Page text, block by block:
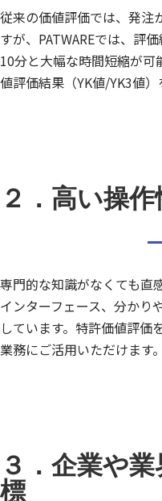
従来の価値評価では、発注
すが、PATWAREでは、評
10分と大幅な時間短縮が
値評価結果（YK値/YK3値）
２．高い操
専門的な知識がなくても直
インターフェース、分かり
しています。 特許価値評価
業務にご活用いただけます。
３．企業や
標